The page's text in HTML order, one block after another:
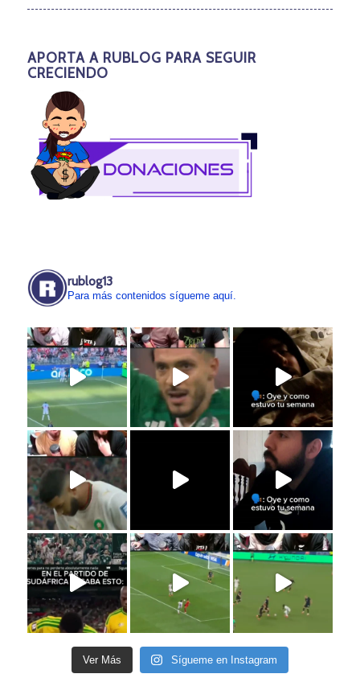
APORTA A RUBLOG PARA SEGUIR
CRECIENDO
rublog13
Para más contenidos sígueme aquí.
Ver Más Sígueme en Instagram